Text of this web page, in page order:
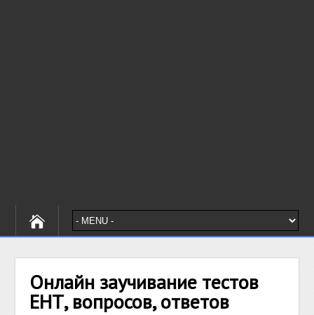
Онлайн заучивание тестов
ЕНТ, вопросов, ответов